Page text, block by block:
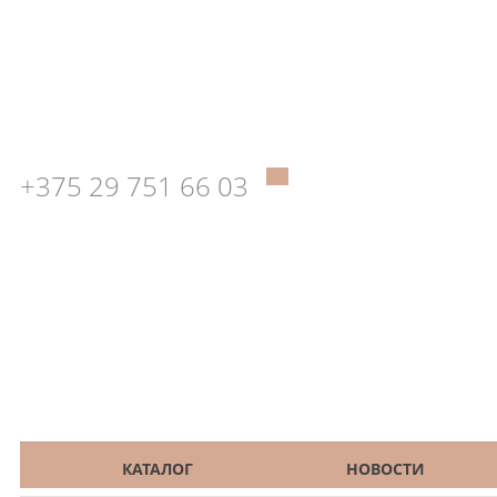
+375 29 751 66 03
КАТАЛОГ НОВОСТИ